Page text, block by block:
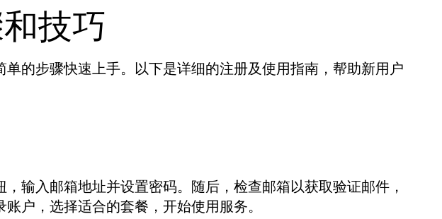
技巧
的步骤快速上手。以下是详细的注册及使用指南，帮助新用户
输入邮箱地址并设置密码。随后，检查邮箱以获取验证邮件，
户，选择适合的套餐，开始使用服务。